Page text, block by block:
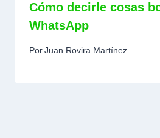
Cómo decirle cosas
WhatsApp
PorJuan Rovira Martínez